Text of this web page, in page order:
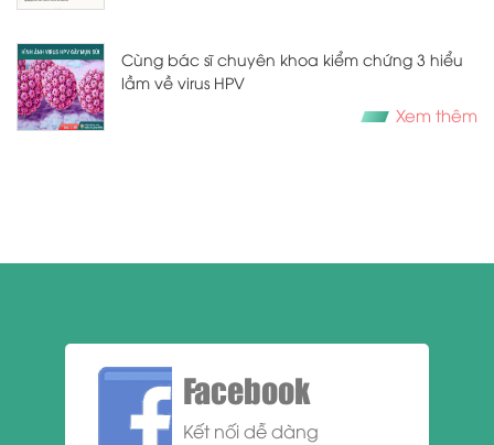
Cùng bác sĩ chuyên khoa kiểm chứng 3 hiểu
lầm về virus HPV
Xem thêm
Facebook
Kết nối dễ dàng